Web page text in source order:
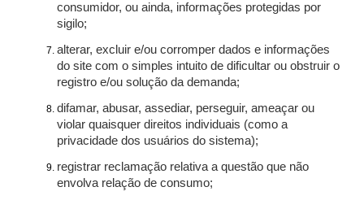
consumidor, ou ainda, informações protegidas por
sigilo;
alterar, excluir e/ou corromper dados e informações
do site com o simples intuito de dificultar ou obstruir o
registro e/ou solução da demanda;
difamar, abusar, assediar, perseguir, ameaçar ou
violar quaisquer direitos individuais (como a
privacidade dos usuários do sistema);
registrar reclamação relativa a questão que não
envolva relação de consumo;